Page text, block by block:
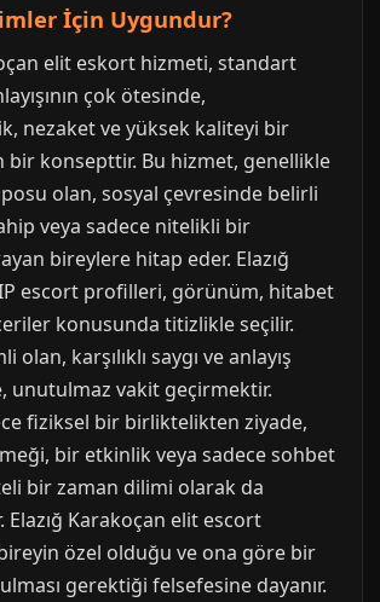
İçin Uygundur?
elit eskort hizmeti, standart
çok ötesinde,
nezaket ve yüksek kaliteyi bir
bir konsepttir. Bu hizmet, genellikle
olan, sosyal çevresinde belirli
veya sadece nitelikli bir
bireylere hitap eder. Elazığ
escort profilleri, görünüm, hitabet
konusunda titizlikle seçilir.
olan, karşılıklı saygı ve anlayış
unutulmaz vakit geçirmektir.
fiziksel bir birliktelikten ziyade,
bir etkinlik veya sadece sohbet
bir zaman dilimi olarak da
Elazığ Karakoçan elit escort
bireyin özel olduğu ve ona göre bir
gerektiği felsefesine dayanır.